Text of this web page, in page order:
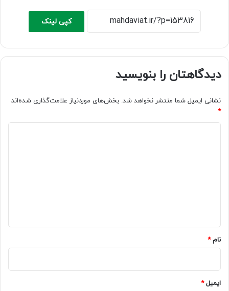
کپی لینک
دیدگاهتان را بنویسید
نشانی ایمیل شما منتشر نخواهد شد. بخش‌های موردنیاز علامت‌گذاری شده‌اند
*
نام*
ایمیل*